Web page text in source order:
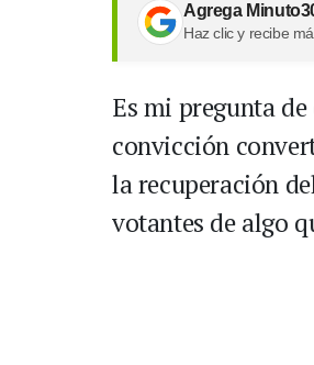
Agrega
Haz clic y recibe
Es mi pregunta
convicción
la recuperación
votantes de algo